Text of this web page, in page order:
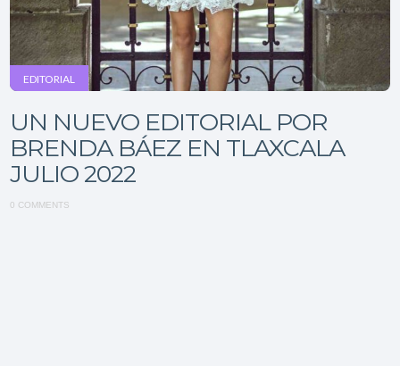
EDITORIAL
UN NUEVO EDITORIAL POR
BRENDA BÁEZ EN TLAXCALA
JULIO 2022
0 COMMENTS